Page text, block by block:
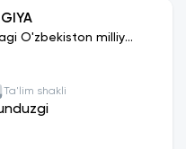
O'zbekiston milliy
Ta'lim shakli